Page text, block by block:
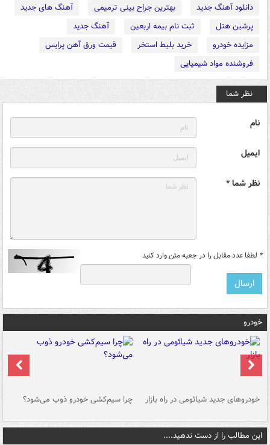
دانلود آهنگ جدید
بهترین جراح بینی ترمیمی
آهنگ های جدید
پرشین هتل
ثبت نام بیمه اربعین
آهنگ جدید
مزایده خودرو
خرید بلیط استخر
قیمت ورق آهن پرایس
فروشنده مواد شیمیایی
نظر شما
نام
ایمیل
نظر شما *
* لطفا عدد مقابل را در جعبه متن وارد کنید
خودرو
خودروهای جدید شیائومی در راه بازار چرا سیم‌کشی خودرو ذوب می‌شود؟
این مطالب را از دست ندهید....